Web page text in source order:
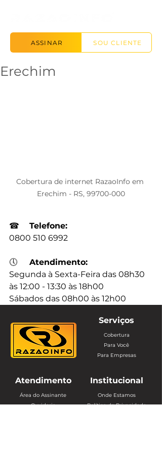
SOU CLIENTE
ASSINAR
Erechim
Cobertura de internet RazaoInfo em
Erechim - RS, 99700-000
☎
Telefone:
0800 510 6992
🕔
Atendimento:
Segunda à Sexta-Feira das 08h30
às 12:00 - 13:30 às 18h00
Sábados das 08h00 às 12h00
Serviços
Cobertura
Para Você
Para Empresas
Atendimento
Área do Assinante
Ouvidoria
Institucional
Onde Estamos
Política de Privacidade